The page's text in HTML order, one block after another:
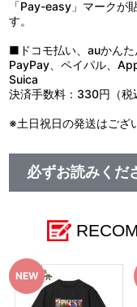
「Pay-easy」マークが
す。
■ドコモ払い、auかんた
PayPay、ペイパル、
Suica
決済手数料：330円（税
※土日祝日の発送はござ
必ずお読みくだ
■注文受付期間：2025
日（水）23:59
■発送予定：2026年3月